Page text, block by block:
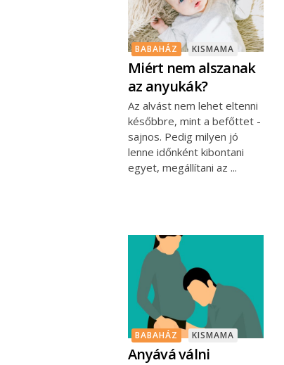
BABAHÁZ KISMAMA
Miért nem alszanak
az anyukák?
Az alvást nem lehet eltenni
későbbre, mint a befőttet -
sajnos. Pedig milyen jó
lenne időnként kibontani
egyet, megállítani az
BABAHÁZ KISMAMA
Anyává válni